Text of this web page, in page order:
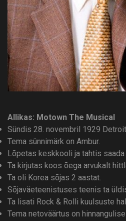
Allikas: Motown The Musical
Sündis 28. novembril 1929
Tema sünnimärk on Ambur.
Lõpetas keskkooli ja tahtis
Ta kirjutas koos õega arvukalt
Ta oli Korea sõjas 2 aastat.
Sõjaväeteenistuses teenis ta
Ta lisati Rock & Rolli kuulsuste
Tema netoväärtus on